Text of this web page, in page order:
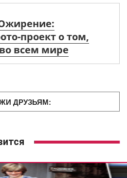
проект о том,
всем мире
ДРУЗЬЯМ: